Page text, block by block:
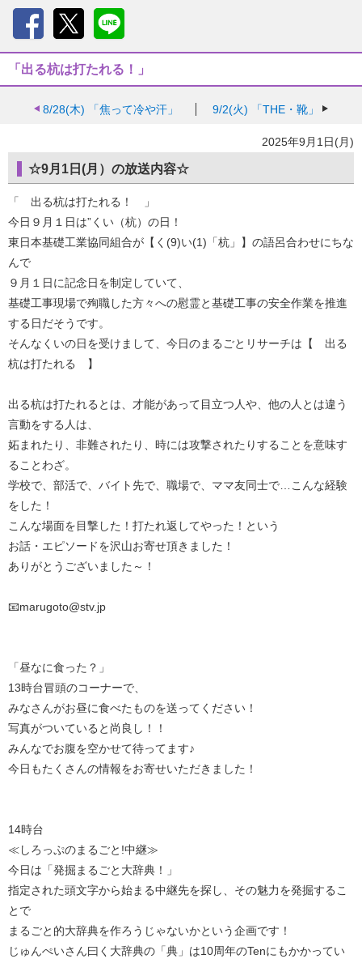
「出る杭は打たれる！」
8/28(木) 「焦って冷や汗」 9/2(火) 「THE・靴」
2025年9月1日(月)
☆9月1日(月）の放送内容☆
「 出る杭は打たれる！ 」
今日９月１日は”くい（杭）の日！
東日本基礎工業協同組合が【く(9)い(1)「杭」】の語呂合わせにちな
んで
９月１日に記念日を制定していて、
基礎工事現場で殉職した方々への慰霊と基礎工事の安全作業を推進
する日だそうです。
そんなくいの日を受けまして、今日のまるごとリサーチは【 出る
杭は打たれる 】
出る杭は打たれるとは、才能があって目立つ人や、他の人とは違う
言動をする人は、
妬まれたり、非難されたり、時には攻撃されたりすることを意味す
ることわざ。
学校で、部活で、バイト先で、職場で、ママ友同士で…こんな経験
をした！
こんな場面を目撃した！打たれ返してやった！という
お話・エピソードを沢山お寄せ頂きました！
ありがとうございました～！
📧marugoto@stv.jp
「昼なに食った？」
13時台冒頭のコーナーで、
みなさんがお昼に食べたものを送ってください！
写真がついていると尚良し！！
みんなでお腹を空かせて待ってます♪
今日もたくさんの情報をお寄せいただきました！
14時台
≪しろっぷのまるごと!中継≫
今日は「発掘まるごと大辞典！」
指定された頭文字から始まる中継先を探し、その魅力を発掘するこ
とで
まるごと的大辞典を作ろうじゃないかという企画です！
じゅんぺいさん曰く大辞典の「典」は10周年のTenにもかかってい